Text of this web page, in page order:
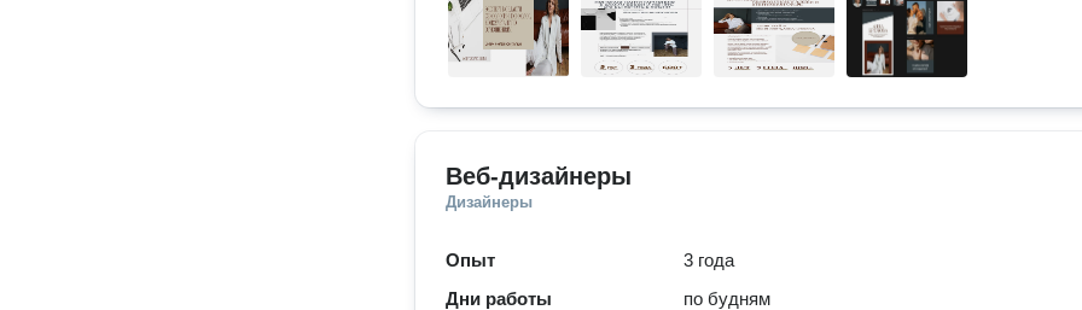
Веб-дизайнеры
Дизайнеры
Опыт
3 года
Дни работы
по будням